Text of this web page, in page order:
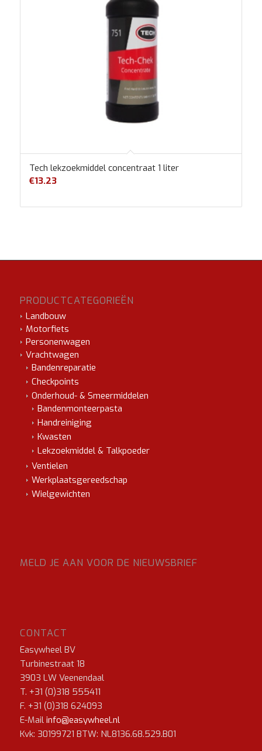
Tech lekzoekmiddel concentraat 1 liter
€13.23
PRODUCTCATEGORIEËN
Landbouw
Motorfiets
Personenwagen
Vrachtwagen
Bandenreparatie
Checkpoints
Onderhoud- & Smeermiddelen
Bandenmonteerpasta
Handreiniging
Kwasten
Lekzoekmiddel & Talkpoeder
Ventielen
Werkplaatsgereedschap
Wielgewichten
MELD JE AAN VOOR DE NIEUWSBRIEF
CONTACT
Easywheel BV
Turbinestraat 18
3903 LW Veenendaal
T. +31 (0)318 555411
F. +31 (0)318 624093
E-Mail info@easywheel.nl
Kvk: 30199721 BTW: NL8136.68.529.B01